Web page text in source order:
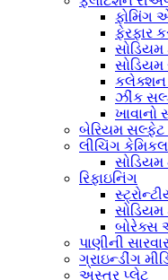
ફોમિંગ
ફેરફાર
સોડિયમ
સોડિયમ
ઝીંક
ખાવાનો
બેરિયમ સલ્ફેટ
લીચિંગ કેમિકલ
સોડિયમ
રિફાઇનિંગ
સોડિયમ
બોરેક્સ
પાણીની
ગ્રાઇન્ડીંગ
અસ્તર પ્લેટ